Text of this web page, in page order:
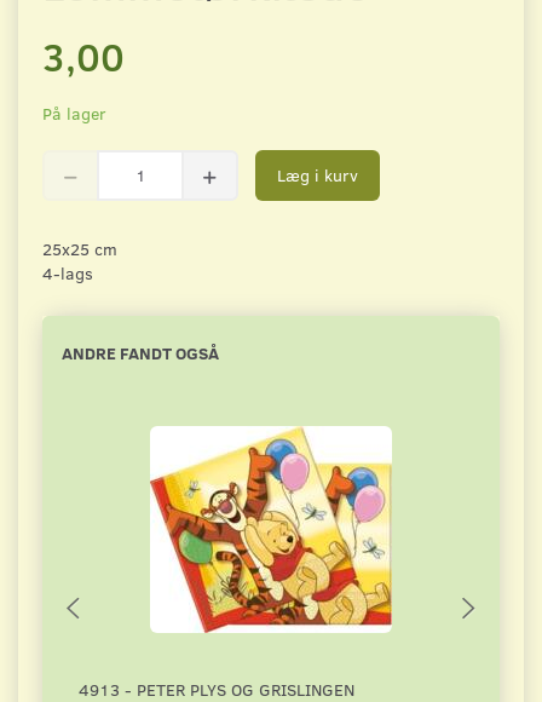
3,00
På lager
Læg i kurv
25x25 cm
4-lags
ANDRE FANDT OGSÅ
4913 - PETER PLYS OG GRISLINGEN